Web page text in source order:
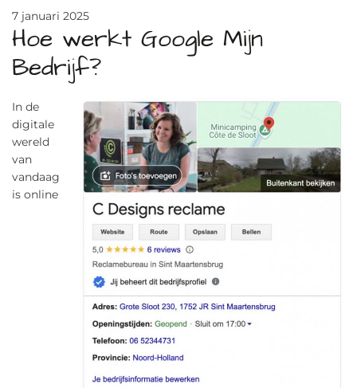
7 januari 2025
Hoe werkt Google Mijn
Bedrijf?
In de
digitale
wereld
van
vandaag
is online